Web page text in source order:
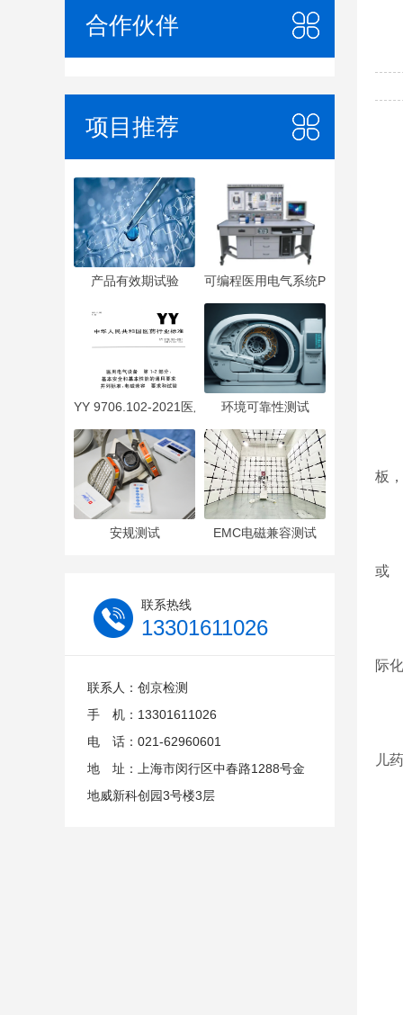
合作伙伴
项目推荐
产品有效期试验 可编程医用电气系统PEMS
YY 9706.102-2021医用电气设备 第1-2部分：基本安全和
环境可靠性测试
安规测试 EMC电磁兼容测试
联系热线
13301611026
联系人：创京检测
手 机：13301611026
电 话：021-62960601
地 址：上海市闵行区中春路1288号金
地威新科创园3号楼3层
板，
或
际
儿